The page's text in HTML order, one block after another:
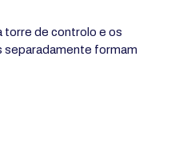
torre de controlo e os
separadamente formam